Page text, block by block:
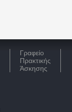
Γραφείο
Πρακτικής
Άσκησης